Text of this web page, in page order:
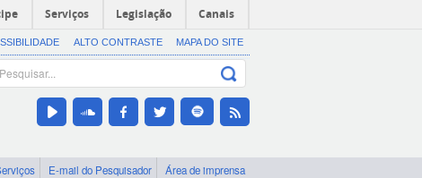
Serviços Legislação Canais
ALTO CONTRASTE MAPA DO SITE
E-mail do Pesquisador Área de imprensa